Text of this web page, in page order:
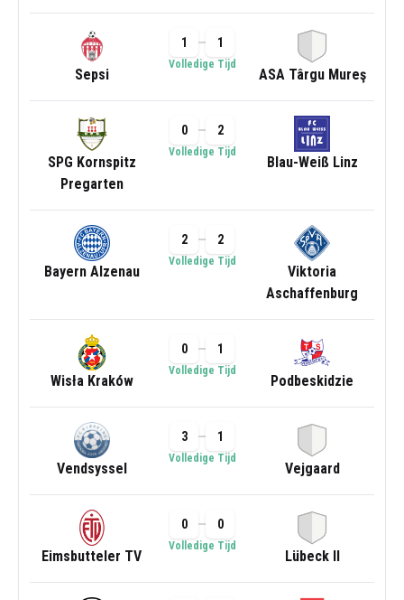
Sepsi
1 1
Volledige Tijd
ASA Târgu Mureş
SPG Kornspitz
Pregarten
0 2
Volledige Tijd
Blau-Weiß Linz
Bayern Alzenau
2 2
Volledige Tijd
Viktoria
Aschaffenburg
Wisła Kraków
0 1
Volledige Tijd
Podbeskidzie
Vendsyssel
3 1
Volledige Tijd
Vejgaard
Eimsbutteler TV
0 0
Volledige Tijd
Lübeck II